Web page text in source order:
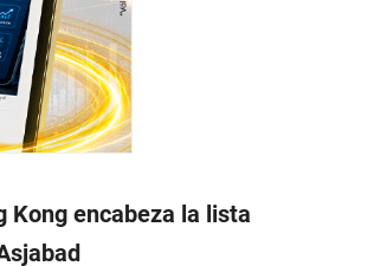
Kong encabeza la lista